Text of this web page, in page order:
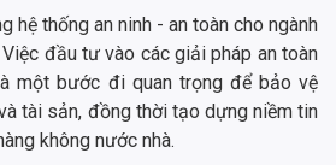
hệ thống an ninh - an toàn cho ngành
đầu tư vào các giải pháp an toàn
một bước đi quan trọng để bảo vệ
tài sản, đồng thời tạo dựng niềm tin
không nước nhà.